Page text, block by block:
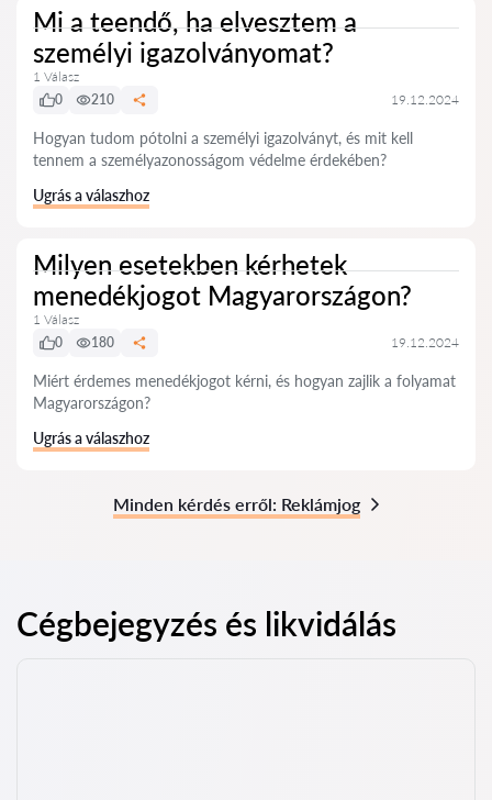
Mi a teendő, ha elvesztem a
személyi igazolványomat?
1 Válasz
0
210 19.12.2024
Hogyan tudom pótolni a személyi igazolványt, és mit kell
tennem a személyazonosságom védelme érdekében?
Ugrás a válaszhoz
Milyen esetekben kérhetek
menedékjogot Magyarországon?
1 Válasz
0
180 19.12.2024
Miért érdemes menedékjogot kérni, és hogyan zajlik a folyamat
Magyarországon?
Ugrás a válaszhoz
Minden kérdés erről: Reklámjog
Cégbejegyzés és likvidálás